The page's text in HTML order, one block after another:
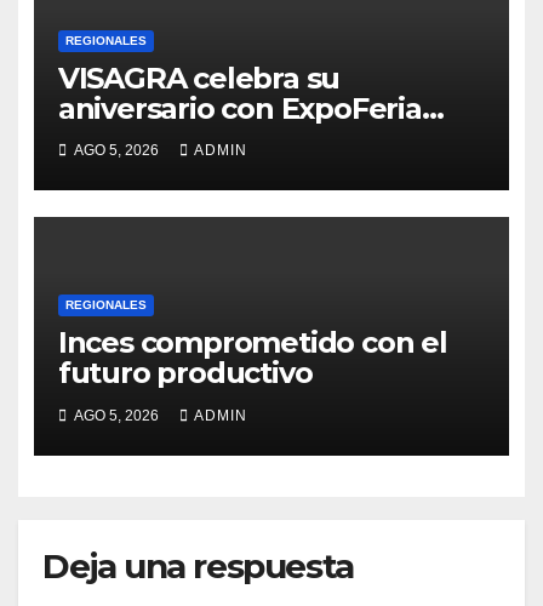
REGIONALES
VISAGRA celebra su
aniversario con ExpoFeria
Artesanal y Cultural
AGO 5, 2026 ADMIN
REGIONALES
Inces comprometido con el
futuro productivo
AGO 5, 2026 ADMIN
Deja una respuesta